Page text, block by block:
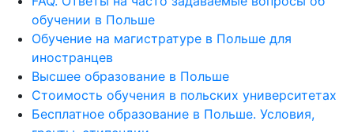
обучении в Польше
Обучение на магистратуре в Польше для
иностранцев
Высшее образование в Польше
Стоимость обучения в польских университетах
Бесплатное образование в Польше. Условия,